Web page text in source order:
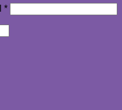
*Obligatoriu